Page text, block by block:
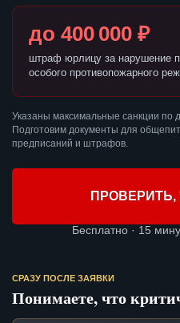
до 400 000 ₽
штраф юрлицу за нарушение
особого противопожарного
Указаны максимальные санкции
Подготовим документы для
предписаний и штрафов.
Бесплатно · 15
СРАЗУ ПОСЛЕ ЗАЯВКИ
Понимаете, что